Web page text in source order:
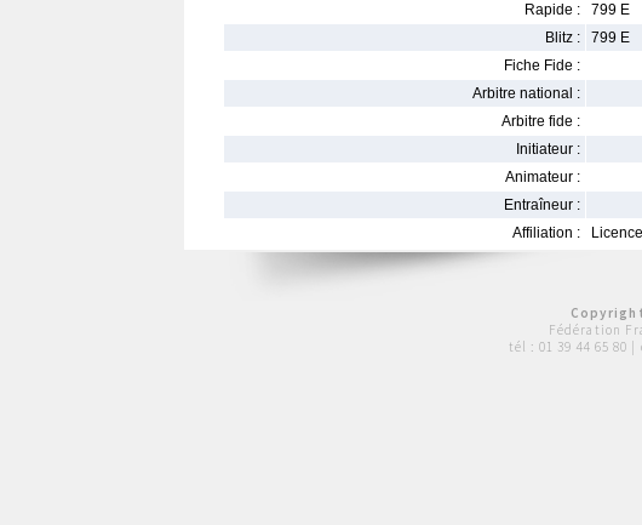
Rapide :
799 E
Blitz :
799 E
Fiche Fide :
Arbitre national :
Arbitre fide :
Initiateur :
Animateur :
Entraîneur :
Affiliation :
Fédération
tél : 01 39 44 65 80